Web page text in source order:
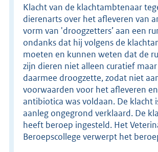
Klacht van de klachtambtenaar
dierenarts over het afleveren van
vorm van 'droogzetters’ aan een
ondanks dat hij volgens de
moeten en kunnen weten dat de
zijn dieren niet alleen curatief
daarmee droogzette, zodat niet
voorwaarden voor het afleveren
antibiotica was voldaan. De klacht
aanleg ongegrond verklaard. De
heeft beroep ingesteld. Het
Beroepscollege verwerpt het